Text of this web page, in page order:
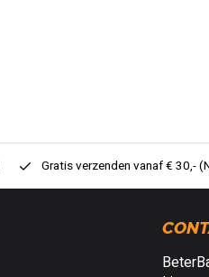
Gratis verzenden vanaf € 30,-